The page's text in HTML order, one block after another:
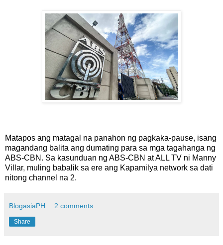
Matapos ang matagal na panahon ng pagkaka-pause, isang
magandang balita ang dumating para sa mga tagahanga ng
ABS-CBN. Sa kasunduan ng ABS-CBN at ALL TV ni Manny
Villar, muling babalik sa ere ang Kapamilya network sa dati
nitong channel na 2.
BlogasiaPH 2 comments:
Share